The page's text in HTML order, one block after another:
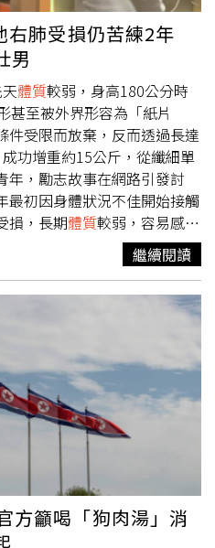
右肺受損仍苦練2年
男
體質較弱，身高180公分時
甚至被外界形容為「紙片
件受限而放棄，反而透過長達
功增重約15公斤，從纖細單
年，勵志故事在網路引發討
最初因身體狀況不佳開始接觸
損，長期體質較弱，容易感到
體能。當時他的身高約180公
過於纖瘦，不僅撐不起衣服，
始健身後，他沒有選擇速成方
理慢慢改變。不同於許多人健
量訓練，透過重量刺激肌肉
加蛋白質攝取，保持規律進
。增重對原本偏瘦的人而言並
更大的挑戰是長期看不到明顯
的不是運動本身，而是在體型
紀律。經過2年努力，他的體
且增加的並非單純脂肪，而
去單薄的肩背線條逐漸變得厚
外型與精神狀態都有明顯改
」變成陽光健壯的青年。除
繼續閱讀
方籲喝「狗肉湯」消